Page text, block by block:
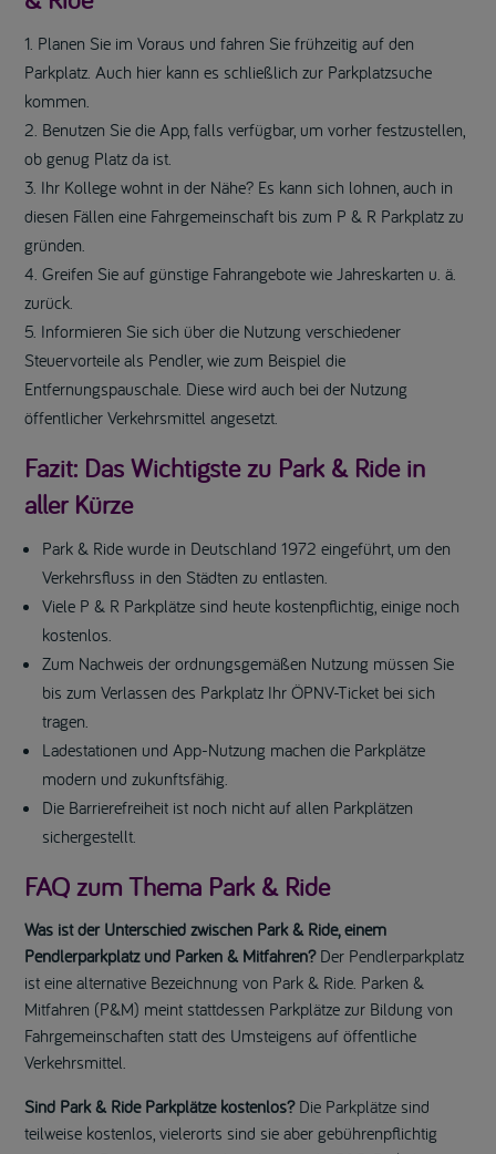
Planen Sie im Voraus und fahren Sie frühzeitig auf den
Parkplatz. Auch hier kann es schließlich zur Parkplatzsuche
kommen.
Benutzen Sie die App, falls verfügbar, um vorher festzustellen,
ob genug Platz da ist.
Ihr Kollege wohnt in der Nähe? Es kann sich lohnen, auch in
diesen Fällen eine Fahrgemeinschaft bis zum P & R Parkplatz zu
gründen.
Greifen Sie auf günstige Fahrangebote wie Jahreskarten u. ä.
zurück.
Informieren Sie sich über die Nutzung verschiedener
Steuervorteile als Pendler, wie zum Beispiel die
Entfernungspauschale. Diese wird auch bei der Nutzung
öffentlicher Verkehrsmittel angesetzt.
Fazit: Das Wichtigste zu Park & Ride in
aller Kürze
Park & Ride wurde in Deutschland 1972 eingeführt, um den
Verkehrsfluss in den Städten zu entlasten.
Viele P & R Parkplätze sind heute kostenpflichtig, einige noch
kostenlos.
Zum Nachweis der ordnungsgemäßen Nutzung müssen Sie
bis zum Verlassen des Parkplatz Ihr ÖPNV-Ticket bei sich
tragen.
Ladestationen und App-Nutzung machen die Parkplätze
modern und zukunftsfähig.
Die Barrierefreiheit ist noch nicht auf allen Parkplätzen
sichergestellt.
FAQ zum Thema Park & Ride
Was ist der Unterschied zwischen Park & Ride, einem
Pendlerparkplatz und Parken & Mitfahren?Der Pendlerparkplatz
ist eine alternative Bezeichnung von Park & Ride. Parken &
Mitfahren (P&M) meint stattdessen Parkplätze zur Bildung von
Fahrgemeinschaften statt des Umsteigens auf öffentliche
Verkehrsmittel.
Sind Park & Ride Parkplätze kostenlos?Die Parkplätze sind
teilweise kostenlos, vielerorts sind sie aber gebührenpflichtig